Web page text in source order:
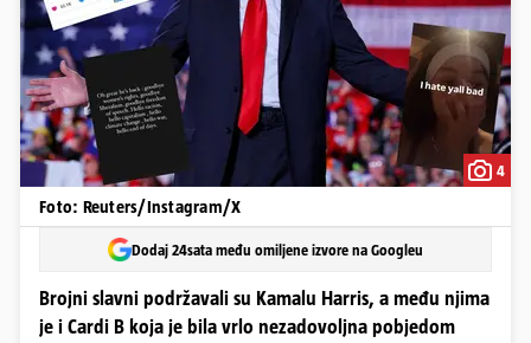
4
Foto: Reuters/Instagram/X
Dodaj 24sata među omiljene izvore na Googleu
Brojni slavni podržavali su Kamalu Harris, a među njima
je i Cardi B koja je bila vrlo nezadovoljna pobjedom